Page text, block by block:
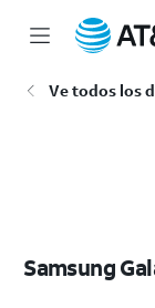
Ve todos los
Samsung